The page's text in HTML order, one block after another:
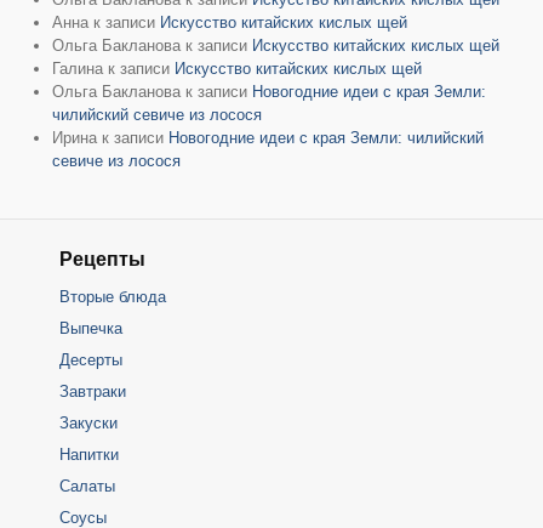
Анна к записи Искусство китайских кислых щей
Ольга Бакланова к записи Искусство китайских кислых щей
Галина к записи Искусство китайских кислых щей
Ольга Бакланова к записи Новогодние идеи с края Земли:
чилийский севиче из лосося
Ирина к записи Новогодние идеи с края Земли: чилийский
севиче из лосося
Рецепты
Вторые блюда
Выпечка
Десерты
Завтраки
Закуски
Напитки
Салаты
Соусы